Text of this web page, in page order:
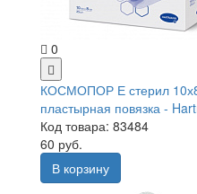
0
КОСМОПОР Е стерил
пластырная повязка -
Код товара: 83484
60 руб.
В корзину